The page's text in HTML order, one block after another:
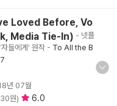
Loved Before, Vo
Media Tie-In) - 넷플
들에게' 원작 - To All the B
년 07월
원) 6.0